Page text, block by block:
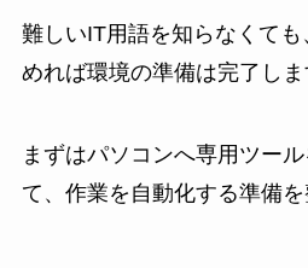
難しいIT用語を知らなくて
めれば環境の準備は完了しま
まずはパソコンへ専用ツー
て、作業を自動化する準備を